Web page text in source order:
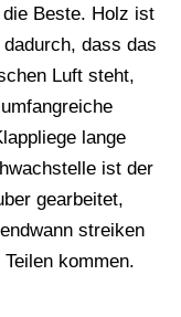
Beste. Holz ist
dass das
Luft steht,
lange
ist der
gearbeitet,
streiken
kommen.